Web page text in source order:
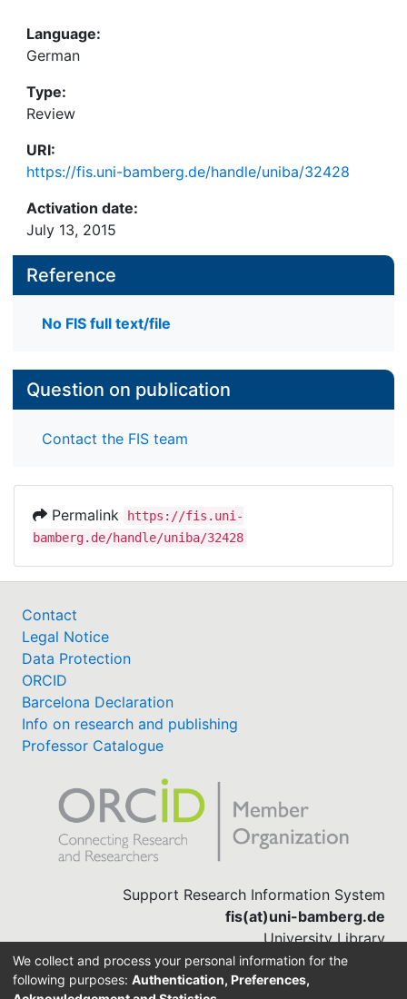
Language:
German
Type:
Review
URI:
https://fis.uni-bamberg.de/handle/uniba/32428
Activation date:
July 13, 2015
Reference
No FIS full text/file
Question on publication
Contact the FIS team
Permalink
https://fis.uni-
bamberg.de/handle/uniba/32428
Contact
Legal Notice
Data Protection
ORCID
Barcelona Declaration
Info on research and publishing
Professor Catalogue
Support Research Information System
fis(at)uni-bamberg.de
University Library
(0951) 863-1568
We collect and process your personal information for the
following purposes: Authentication, Preferences,